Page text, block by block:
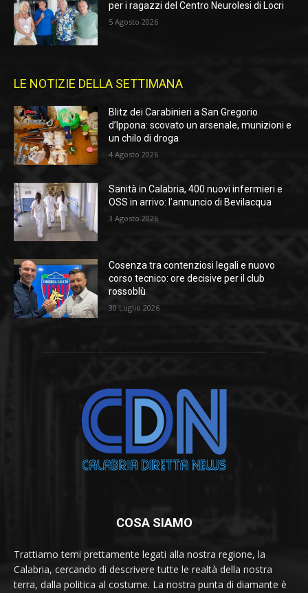
per i ragazzi del Centro Neurolesi di Locri
5 Agosto 2026
LE NOTIZIE DELLA SETTIMANA
Blitz dei Carabinieri a San Gregorio
d’Ippona: scovato un arsenale, munizioni e
un chilo di droga
4 Agosto 2026
Sanità in Calabria, 400 nuovi infermieri e
OSS in arrivo: l’annuncio di Bevilacqua
3 Agosto 2026
Cosenza tra contenziosi legali e nuovo
corso tecnico: ore decisive per il club
rossoblù
30 Luglio 2026
COSA SIAMO
Trattiamo temi prettamente legati alla nostra regione, la
Calabria, cercando di descrivere tutte le realtà della nostra
terra, dalla politica al costume. La nostra punta di diamante è